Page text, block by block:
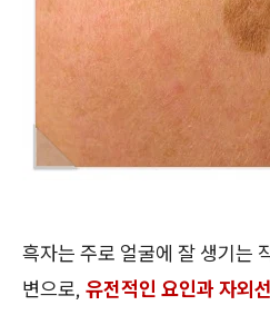
흑자는 주로 얼굴에 잘 생기는
변으로, 유전적인 요인과 자외